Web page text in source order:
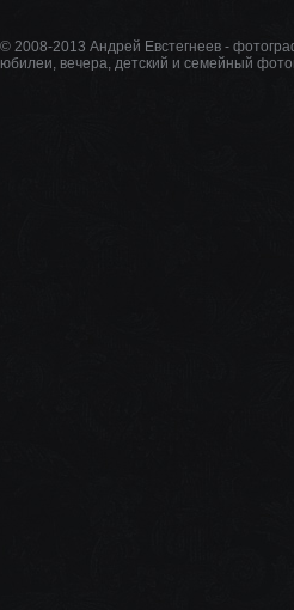
© 2008-2013 Андрей Евстегнеев -
юбилеи, вечера, детский и семейный